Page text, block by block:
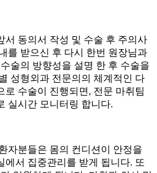
서 동의서 작성 및 수술 후 주의사
를 받으신 후 다시 한번 원장님과
술의 방향성을 설명 한 후 수술을
성형외과 전문의의 체계적인 다
로 수술이 진행되면, 전문 마취팀
실시간 모니터링 합니다.
자분들은 몸의 컨디션이 안정을
에서 집중관리를 받게 됩니다. 또